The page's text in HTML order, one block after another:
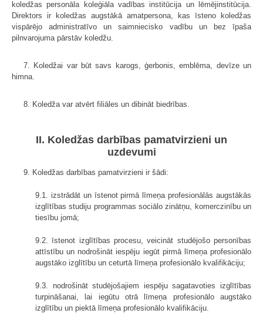
koledžas personāla koleģiāla vadības institūcija un lēmējinstitūcija.
Direktors ir koledžas augstākā amatpersona, kas īsteno koledžas
vispārējo administratīvo un saimniecisko vadību un bez īpaša
pilnvarojuma pārstāv koledžu.
7. Koledžai var būt savs karogs, ģerbonis, emblēma, devīze un
himna.
8. Koledža var atvērt filiāles un dibināt biedrības.
II. Koledžas darbības pamatvirzieni un
uzdevumi
9. Koledžas darbības pamatvirzieni ir šādi:
9.1. izstrādāt un īstenot pirmā līmeņa profesionālās augstākās
izglītības studiju programmas sociālo zinātņu, komerczinību un
tiesību jomā;
9.2. īstenot izglītības procesu, veicināt studējošo personības
attīstību un nodrošināt iespēju iegūt pirmā līmeņa profesionālo
augstāko izglītību un ceturtā līmeņa profesionālo kvalifikāciju;
9.3. nodrošināt studējošajiem iespēju sagatavoties izglītības
turpināšanai, lai iegūtu otrā līmeņa profesionālo augstāko
izglītību un piektā līmeņa profesionālo kvalifikāciju.